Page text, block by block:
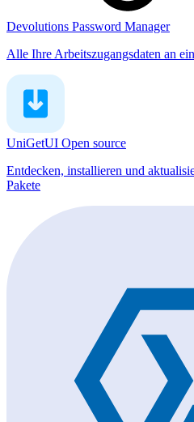
Devolutions Password Manager
Alle Ihre Arbeitszugangsdaten an
UniGetUI Open source
Entdecken, installieren und
Pakete